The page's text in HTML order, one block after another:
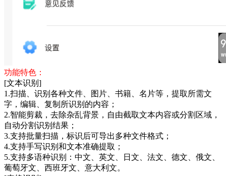
功能特色：
[文本识别]
1.扫描、识别各种文件、图片、书籍、名片等，提取所需文
字，编辑、复制所识别的内容；
2.智能剪裁，去除杂乱背景，自由截取文本内容或分割区域，
自动分割识别结果；
3.支持批量扫描，标识后可导出多种文件格式；
4.支持手写识别和文本准确提取；
5.支持多语种识别：中文、英文、日文、法文、德文、俄文、
葡萄牙文、西班牙文、意大利文。